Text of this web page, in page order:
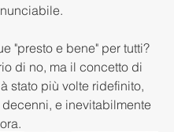
"presto e bene" per tutti?
di no, ma il concetto di
stato più volte ridefinito,
e inevitabilmente